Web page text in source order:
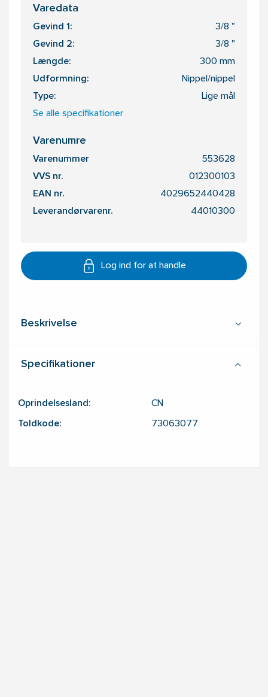
Varedata
Gevind 1: 3/8 "
Gevind 2: 3/8 "
Længde: 300 mm
Udformning: Nippel/nippel
Type: Lige mål
Se alle specifikationer
Varenumre
Varenummer 553628
VVS nr. 012300103
EAN nr. 4029652440428
Leverandørvarenr. 44010300
Log ind for at handle
Beskrivelse
Specifikationer
Oprindelsesland: CN
Toldkode: 73063077